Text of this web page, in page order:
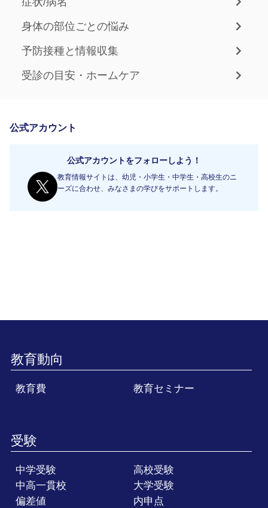
身体の部位ごとの悩み
予防接種と情報収集
受診の目安・ホームケア
公式アカウント
公式アカウントをフォローしよう！
教育情報サイトは、幼児・小学生・中学生・高校生のニ
ーズに合わせ、みなさまの学びをサポートします。
教育動向
教育費 教育セミナー
受験
中学受験
高校受験
中高一貫校
大学受験
偏差値
内申点